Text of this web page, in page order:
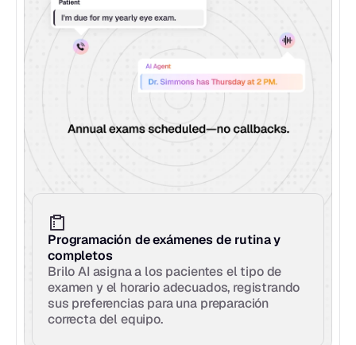
Programación de exámenes de rutina y
completos
Brilo AI asigna a los pacientes el tipo de
examen y el horario adecuados, registrando
sus preferencias para una preparación
correcta del equipo.